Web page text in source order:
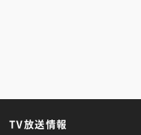
TV放送情報